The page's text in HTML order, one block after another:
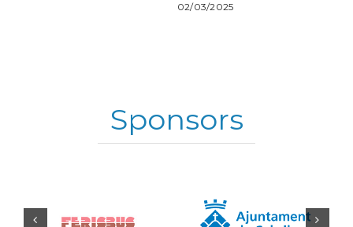
02/03/2025
Sponsors